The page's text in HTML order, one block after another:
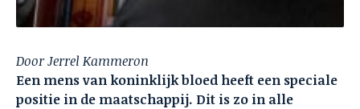
Door Jerrel Kammeron
Een mens van koninklijk bloed heeft een speciale
positie in de maatschappij. Dit is zo in alle